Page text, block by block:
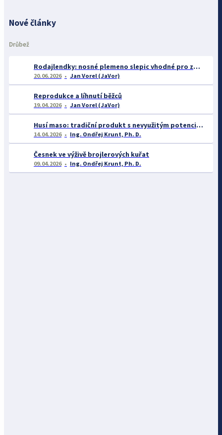
Nové články
Drůbež
Rodajlendky: nosné plemeno slepic vhodné pro začátečníky
20.06.2026 Jan Vorel (JaVor)
Reprodukce a líhnutí běžců
19.04.2026 Jan Vorel (JaVor)
Husí maso: tradiční produkt s nevyužitým potenciálem
14.04.2026 Ing. Ondřej Krunt, Ph. D.
Česnek ve výživě brojlerových kuřat
09.04.2026 Ing. Ondřej Krunt, Ph. D.